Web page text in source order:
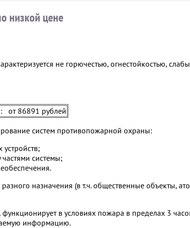
низкой цене
не горючестью, огнестойкостью,
от 86891 рублей
систем противопожарной охраны:
системы;
назначения (в т.ч. общественные объекты,
в условиях пожара в пределах 3
информацию.